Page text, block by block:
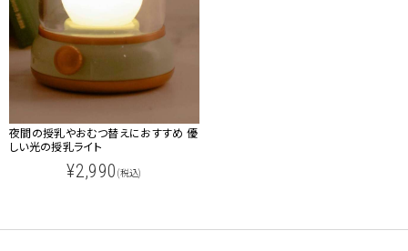
夜間の授乳やおむつ替えにおすすめ 優
しい光の授乳ライト
¥2,990 (税込)